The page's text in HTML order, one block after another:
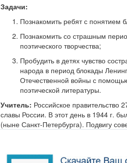
Задачи:
Познакомить ребят с понятием
Познакомить со страшным
поэтического творчества;
Пробудить в детях чувство
народа в период блокады
Отечественной войны с
поэтической литературы.
Учитель: Российское правительство
славы России. В этот день в 1944 г.
(ныне Санкт-Петербурга). Подвигу
Но время никогда не изгладит из